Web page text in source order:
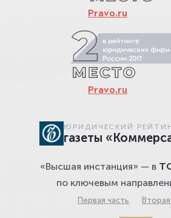
Pravo.ru
Pravo.ru
ЮРИДИЧЕСКИЙ
газеты
«Высшая инстанция» — в
по ключевым
Первая часть